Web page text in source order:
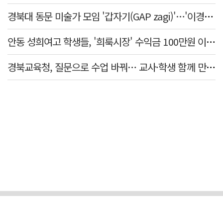
경북대 동문 미술가 모임 '갑자기(GAP zagi)'…'이경(移境):경계를 넘어, 경계너머' 전시
안동 성희여고 학생들, '희룩시장' 수익금 100만원 이웃돕기 성금으로
경북교육청, 질문으로 수업 바꿔… 교사·학생 함께 만든 '미래교실'